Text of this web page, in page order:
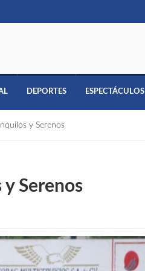
DEPORTES ESPECTÁCULOS
y Serenos
Serenos